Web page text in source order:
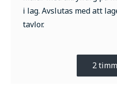
i lag. Avslutas med att
tavlor.
2